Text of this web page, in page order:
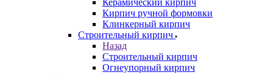
Керамический кирпич
Кирпич ручной формовки
Клинкерный кирпич
Строительный кирпич
Назад
Строительный кирпич
Огнеупорный кирпич